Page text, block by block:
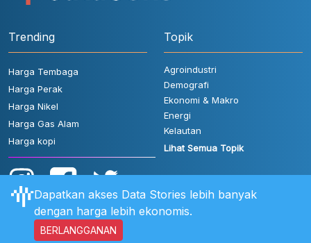
Trending
Harga Tembaga
Harga Perak
Harga Nikel
Harga Gas Alam
Harga kopi
Topik
Agroindustri
Demografi
Ekonomi & Makro
Energi
Kelautan
Lihat Semua Topik
Aturan Pengguna Hubungi Kami
Dapatkan akses Data Stories lebih banyak
dengan harga lebih ekonomis.
BERLANGGANAN